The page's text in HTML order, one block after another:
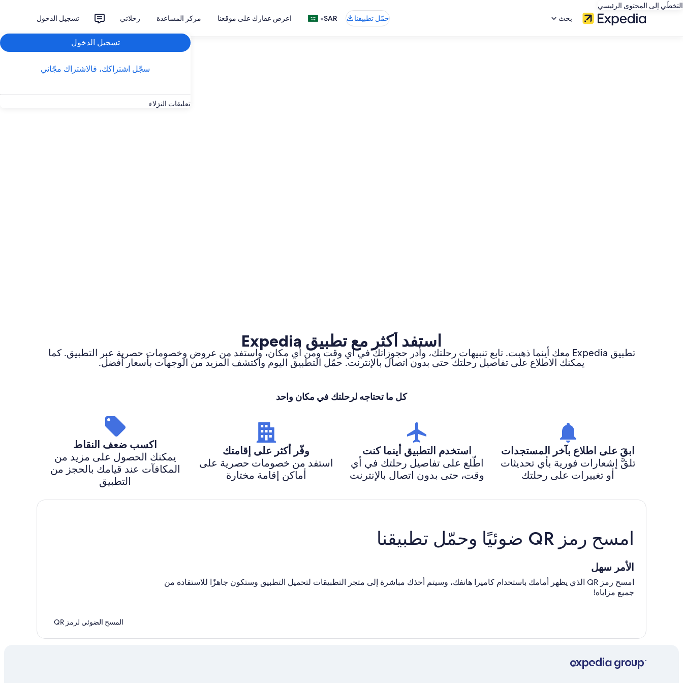
التخطّي إلى المحتوى الرئيسي
بحث
حمّل تطبيقنا SAR
• اعرض عقارك على موقعنا مركز المساعدة رحلاتي تسجيل الدخول
تسجيل الدخول
سجّل اشتراكك، فالاشتراك مجّاني
تعليقات النزلاء
استفد أكثر مع تطبيق Expedia
تطبيق Expedia معك أينما ذهبت. تابع تنبيهات رحلتك، وأدر حجوزاتك في أي وقت ومن أي مكان، واستفد من عروض وخصومات حصرية عبر التطبيق. كما
يمكنك الاطلاع على تفاصيل رحلتك حتى بدون اتصال بالإنترنت. حمّل التطبيق اليوم واكتشف المزيد من الوجهات بأسعار أفضل.
كل ما تحتاجه لرحلتك في مكان واحد
ابقَ على اطلاع بآخر المستجدات
تلقَّ إشعارات فورية بأي تحديثات
أو تغييرات على رحلتك
استخدم التطبيق أينما كنت
اطّلع على تفاصيل رحلتك في أي
وقت، حتى بدون اتصال بالإنترنت
وفّر أكثر على إقامتك
استفد من خصومات حصرية على
أماكن إقامة مختارة
اكسب ضعف النقاط
يمكنك الحصول على مزيد من
المكافآت عند قيامك بالحجز من
التطبيق
امسح رمز QR ضوئيًا وحمّل تطبيقنا
الأمر سهل
امسح رمز QR الذي يظهر أمامك باستخدام كاميرا هاتفك، وسيتم أخذك مباشرة إلى متجر التطبيقات لتحميل التطبيق وستكون جاهزًا للاستفادة من
جميع مزاياه!
المسح الضوئي لرمز QR